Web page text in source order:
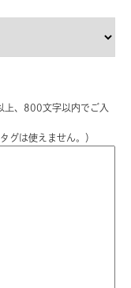
上、800文字以内でご入
グは使えません。）